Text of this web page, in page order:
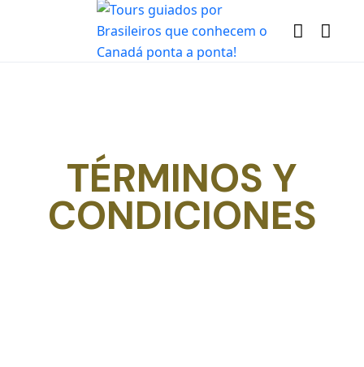
TÉRMINOS Y
CONDICIONES